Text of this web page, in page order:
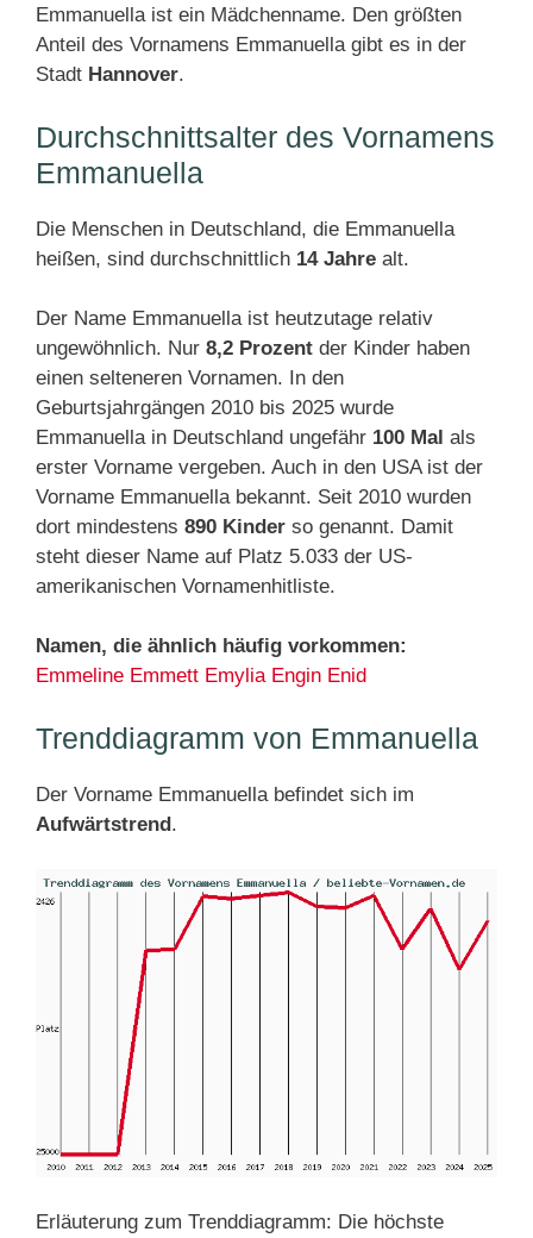
Emmanuella ist ein Mädchenname. Den größten
Anteil des Vornamens Emmanuella gibt es in der
Stadt Hannover.
Durchschnittsalter des Vornamens
Emmanuella
Die Menschen in Deutschland, die Emmanuella
heißen, sind durchschnittlich 14 Jahre alt.
Der Name Emmanuella ist heutzutage relativ
ungewöhnlich. Nur 8,2 Prozent der Kinder haben
einen selteneren Vornamen. In den
Geburtsjahrgängen 2010 bis 2025 wurde
Emmanuella in Deutschland ungefähr 100 Mal als
erster Vorname vergeben. Auch in den USA ist der
Vorname Emmanuella bekannt. Seit 2010 wurden
dort mindestens 890 Kinder so genannt. Damit
steht dieser Name auf Platz 5.033 der US-
amerikanischen Vornamenhitliste.
Namen, die ähnlich häufig vorkommen:
Emmeline Emmett Emylia Engin Enid
Trenddiagramm von Emmanuella
Der Vorname Emmanuella befindet sich im
Aufwärtstrend.
Erläuterung zum Trenddiagramm: Die höchste